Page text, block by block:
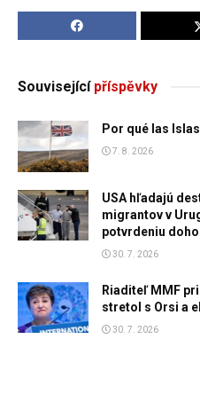
Souvisejícípříspěvky
Por qué las
7. 8. 2026
USA hľadajú
migrantov v
potvrdeniu
30. 7. 2026
Riaditeľ MMF
stretol s Orsi a
30. 7. 2026